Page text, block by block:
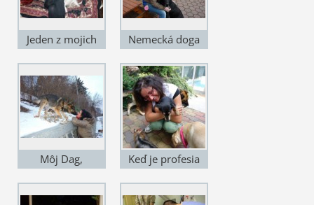
Jeden z mojich
Nemecká doga
Môj Dag,
ulice.
Keď je profesia